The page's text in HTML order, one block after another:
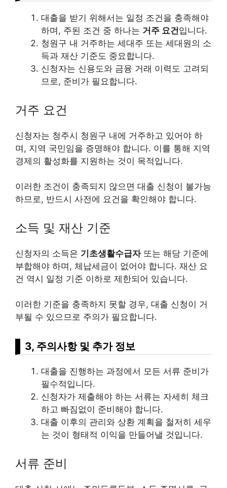
대출을 받기 위해서는 일정 조건을 충족해야
하며, 주된 조건 중 하나는 거주 요건입니다.
청원구 내 거주하는 세대주 또는 세대원의 소
득과 재산 기준도 중요합니다.
신청자는 신용도와 금융 거래 이력도 고려되
므로, 준비가 필요합니다.
거주 요건
신청자는 청주시 청원구 내에 거주하고 있어야 하
며, 지역 국민임을 증명해야 합니다. 이를 통해 지역
경제의 활성화를 지원하는 것이 목적입니다.
이러한 조건이 충족되지 않으면 대출 신청이 불가능
하므로, 반드시 사전에 요건을 확인해야 합니다.
소득 및 재산 기준
신청자의 소득은 기초생활수급자또는 해당 기준에
부합해야 하며, 체납세금이 없어야 합니다. 재산 요
건 역시 일정 기준 이하로 제한되어 있습니다.
이러한 기준을 충족하지 못할 경우, 대출 신청이 거
부될 수 있으므로 주의가 필요합니다.
3, 주의사항 및 추가 정보
대출을 진행하는 과정에서 모든 서류 준비가
필수적입니다.
신청자가 제출해야 하는 서류는 자세히 체크
하고 빠짐없이 준비해야 합니다.
대출 이후의 관리와 상환 계획을 철저히 세우
는 것이 형태적 이익을 만들어낼 것입니다.
서류 준비